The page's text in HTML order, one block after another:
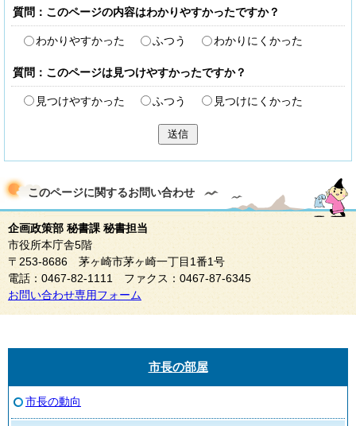
質問：このページの内容はわかりやすかったですか？
わかりやすかった ふつう わかりにくかった
質問：このページは見つけやすかったですか？
見つけやすかった ふつう 見つけにくかった
送信
このページに関するお問い合わせ
企画政策部 秘書課 秘書担当
市役所本庁舎5階
〒253-8686 茅ヶ崎市茅ヶ崎一丁目1番1号
電話：0467-82-1111 ファクス：0467-87-6345
お問い合わせ専用フォーム
市長の部屋
市長の動向